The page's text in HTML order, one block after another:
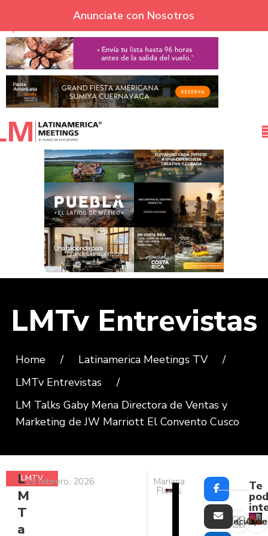
Skip to navigation
Skip to main content
Anunciate con Nosotros
LMTv Entrevistas
Home / Latinamerica Meetings TV
/
LMTv Entrevistas
/
LM Talks Gaby Mena Directora de Ventas y
Marketing de JW Marriott El Convento Cusco
LMTV
ENTREVISTAS
L
M
T
a
19 febrero, 2026 Mariana
Flores
Reciente
Te